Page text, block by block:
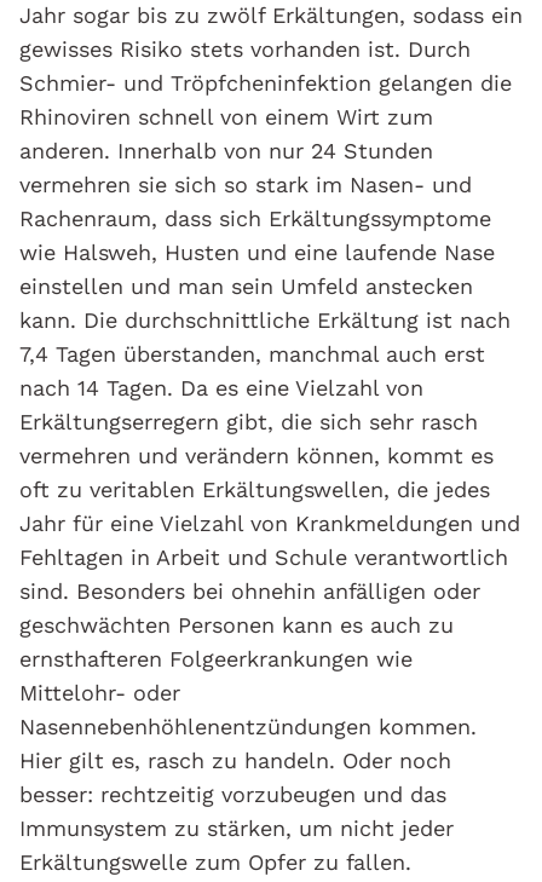
Jahr sogar bis zu zwölf Erkältungen, sodass ein
gewisses Risiko stets vorhanden ist. Durch
Schmier- und Tröpfcheninfektion gelangen die
Rhinoviren schnell von einem Wirt zum
anderen. Innerhalb von nur 24 Stunden
vermehren sie sich so stark im Nasen- und
Rachenraum, dass sich Erkältungssymptome
wie Halsweh, Husten und eine laufende Nase
einstellen und man sein Umfeld anstecken
kann. Die durchschnittliche Erkältung ist nach
7,4 Tagen überstanden, manchmal auch erst
nach 14 Tagen. Da es eine Vielzahl von
Erkältungserregern gibt, die sich sehr rasch
vermehren und verändern können, kommt es
oft zu veritablen Erkältungswellen, die jedes
Jahr für eine Vielzahl von Krankmeldungen und
Fehltagen in Arbeit und Schule verantwortlich
sind. Besonders bei ohnehin anfälligen oder
geschwächten Personen kann es auch zu
ernsthafteren Folgeerkrankungen wie
Mittelohr- oder
Nasennebenhöhlenentzündungen kommen.
Hier gilt es, rasch zu handeln. Oder noch
besser: rechtzeitig vorzubeugen und das
Immunsystem zu stärken, um nicht jeder
Erkältungswelle zum Opfer zu fallen.